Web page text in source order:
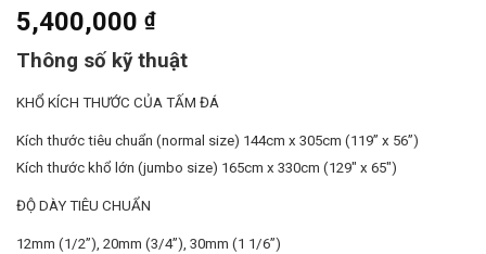
5,400,000 ₫
Thông số kỹ thuật
KHỔ KÍCH THƯỚC CỦA TẤM ĐÁ
Kích thước tiêu chuẩn (normal size) 144cm x 305cm (119” x 56”)
Kích thước khổ lớn (jumbo size) 165cm x 330cm (129″ x 65″)
ĐỘ DÀY TIÊU CHUẨN
12mm (1/2”), 20mm (3/4”), 30mm (1 1/6”)